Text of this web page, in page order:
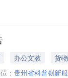
办公文教
货物
： 贵州省科普创新